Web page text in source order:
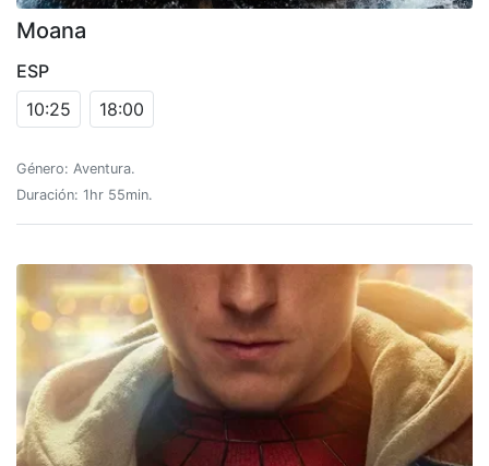
Moana
ESP
10:25
18:00
Género: Aventura.
Duración: 1hr 55min.